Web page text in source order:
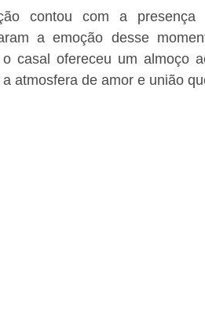
contou com a
a emoção desse
o casal ofereceu um almoço
atmosfera de amor e união